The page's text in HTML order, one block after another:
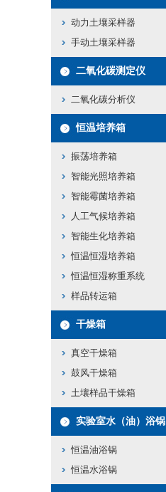
动力土壤采样器
手动土壤采样器
二氧化碳测定仪
二氧化碳分析仪
恒温培养箱
振荡培养箱
智能光照培养箱
智能霉菌培养箱
人工气候培养箱
智能生化培养箱
恒温恒湿培养箱
恒温恒湿称重系统
样品转运箱
干燥箱
真空干燥箱
鼓风干燥箱
土壤样品干燥箱
实验室水（油）浴锅
恒温油浴锅
恒温水浴锅